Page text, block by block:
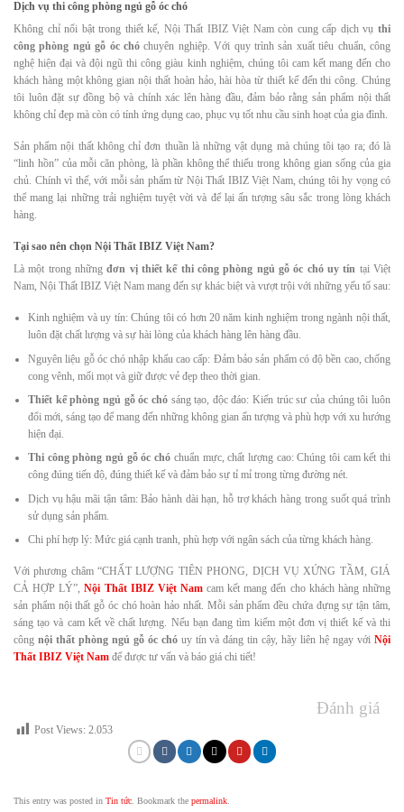
Dịch vụ thi công phòng ngủ gỗ óc chó
Không chỉ nổi bật trong thiết kế, Nội Thất IBIZ Việt Nam còn cung cấp dịch vụ thi
công phòng ngủ gỗ óc chó chuyên nghiệp. Với quy trình sản xuất tiêu chuẩn, công
nghệ hiện đại và đội ngũ thi công giàu kinh nghiệm, chúng tôi cam kết mang đến cho
khách hàng một không gian nội thất hoàn hảo, hài hòa từ thiết kế đến thi công. Chúng
tôi luôn đặt sự đồng bộ và chính xác lên hàng đầu, đảm bảo rằng sản phẩm nội thất
không chỉ đẹp mà còn có tính ứng dụng cao, phục vụ tốt nhu cầu sinh hoạt của gia đình.
Sản phẩm nội thất không chỉ đơn thuần là những vật dụng mà chúng tôi tạo ra; đó là
“linh hồn” của mỗi căn phòng, là phần không thể thiếu trong không gian sống của gia
chủ. Chính vì thế, với mỗi sản phẩm từ Nội Thất IBIZ Việt Nam, chúng tôi hy vọng có
thể mang lại những trải nghiệm tuyệt vời và để lại ấn tượng sâu sắc trong lòng khách
hàng.
Tại sao nên chọn Nội Thất IBIZ Việt Nam?
Là một trong nhữngđơn vị thiết kế thi công phòng ngủ gỗ óc chó uy tín tại Việt
Nam, Nội Thất IBIZ Việt Nam mang đến sự khác biệt và vượt trội với những yếu tố sau:
Kinh nghiệm và uy tín: Chúng tôi có hơn 20 năm kinh nghiệm trong ngành nội thất,
luôn đặt chất lượng và sự hài lòng của khách hàng lên hàng đầu.
Nguyên liệu gỗ óc chó nhập khẩu cao cấp: Đảm bảo sản phẩm có độ bền cao, chống
cong vênh, mối mọt và giữ được vẻ đẹp theo thời gian.
Thiết kế phòng ngủ gỗ óc chósáng tạo, độc đáo: Kiến trúc sư của chúng tôi luôn
đổi mới, sáng tạo để mang đến những không gian ấn tượng và phù hợp với xu hướng
hiện đại.
Thi công phòng ngủ gỗ óc chó chuẩn mực, chất lượng cao: Chúng tôi cam kết thi
công đúng tiến độ, đúng thiết kế và đảm bảo sự tỉ mỉ trong từng đường nét.
Dịch vụ hậu mãi tận tâm: Bảo hành dài hạn, hỗ trợ khách hàng trong suốt quá trình
sử dụng sản phẩm.
Chi phí hợp lý: Mức giá cạnh tranh, phù hợp với ngân sách của từng khách hàng.
Với phương châm “CHẤT LƯỢNG TIÊN PHONG, DỊCH VỤ XỨNG TẦM, GIÁ
CẢ HỢP LÝ”,Nội Thất IBIZ Việt Namcam kết mang đến cho khách hàng những
sản phẩm nội thất gỗ óc chó hoàn hảo nhất. Mỗi sản phẩm đều chứa đựng sự tận tâm,
sáng tạo và cam kết về chất lượng. Nếu bạn đang tìm kiếm một đơn vị thiết kế và thi
công nội thất phòng ngủ gỗ óc chóuy tín và đáng tin cậy, hãy liên hệ ngay vớiNội
Thất IBIZ Việt Nam để được tư vấn và báo giá chi tiết!
Đánh giá
Post Views: 2.053
This entry was posted in Tin tức . Bookmark the permalink